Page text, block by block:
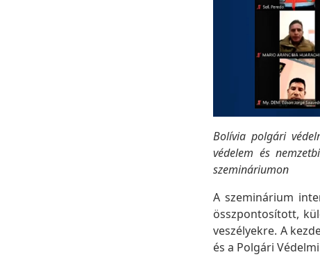
Bolívia polgári
védelem és
szemináriumon
A szeminárium
összpontosított,
veszélyekre. A
és a Polgári